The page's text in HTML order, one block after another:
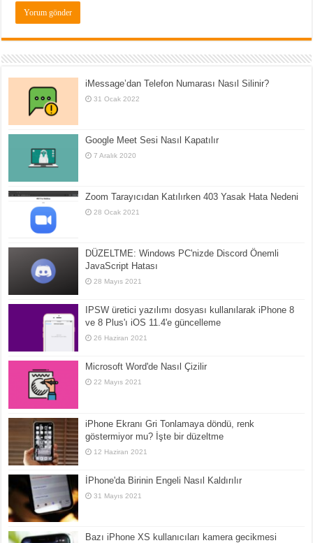
iMessage’dan Telefon Numarası Nasıl Silinir?
31 Ocak 2022
Google Meet Sesi Nasıl Kapatılır
7 Aralık 2020
Zoom Tarayıcıdan Katılırken 403 Yasak Hata Nedeni
28 Ocak 2021
DÜZELTME: Windows PC'nizde Discord Önemli
JavaScript Hatası
28 Mayıs 2021
IPSW üretici yazılımı dosyası kullanılarak iPhone 8
ve 8 Plus'ı iOS 11.4'e güncelleme
26 Haziran 2021
Microsoft Word'de Nasıl Çizilir
22 Mayıs 2021
iPhone Ekranı Gri Tonlamaya döndü, renk
göstermiyor mu? İşte bir düzeltme
12 Haziran 2021
İPhone'da Birinin Engeli Nasıl Kaldırılır
31 Mayıs 2021
Bazı iPhone XS kullanıcıları kamera gecikmesi